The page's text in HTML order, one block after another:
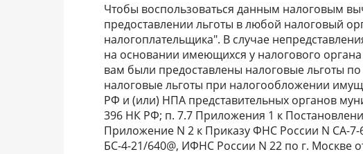
Чтобы воспользоваться данным налоговым
предоставлении льготы в любой налоговый
налогоплательщика". В случае
на основании имеющихся у налогового
вам были предоставлены налоговые льготы
налоговые льготы при налогообложении
РФ и (или) НПА представительных органов
396 НК РФ; п. 7.7 Приложения 1 к
Приложение N 2 к Приказу ФНС России N СА-
БС-4-21/640@, ИФНС России N 22 по г. Москве